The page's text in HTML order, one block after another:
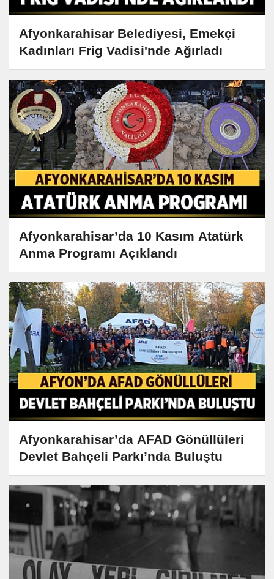
Afyonkarahisar Belediyesi, Emekçi
Kadınları Frig Vadisi'nde Ağırladı
Afyonkarahisar’da 10 Kasım Atatürk
Anma Programı Açıklandı
Afyonkarahisar’da AFAD Gönüllüleri
Devlet Bahçeli Parkı’nda Buluştu